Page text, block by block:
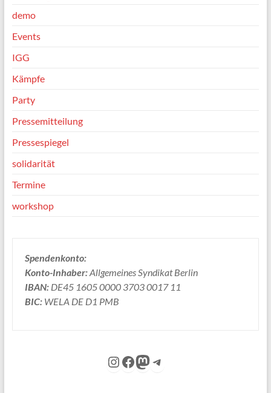
demo
Events
IGG
Kämpfe
Party
Pressemitteilung
Pressespiegel
solidarität
Termine
workshop
Spendenkonto:
Konto-Inhaber:Allgemeines Syndikat Berlin
IBAN:DE45 1605 0000 3703 0017 11
BIC:WELA DE D1 PMB
Instagram
Facebook
Mastodon
Telegram